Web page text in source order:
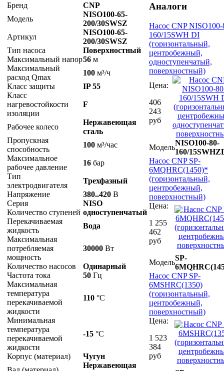
Бренд
CNP
Модель
NISO100-65-
200/30SWSZ
Артикул
NISO100-65-
200/30SWSZ
Тип насоса
Поверхностный
Максимальный напор56 м
Максимальный
расход Qmax
100 м³/ч
Класс защиты
IP 55
Класс
нагревостойкости
изоляции
F
Рабочее колесо
Нержавеющая
сталь
Пропускная
способность
100 м³/час
Максимальное
рабочее давление
16 бар
Тип
электродвигателя
Трехфазный
Напряжение
380..420 В
Серия
NISO
Количество ступеней одноступенчатый
Перекачиваемая
жидкость
Вода
Максимальная
потребляемая
мощность
30000 Вт
Количество насосов
Одинарный
Частота тока
50 Гц
Максимальная
температура
перекачиваемой
жидкости
110 °С
Минимальная
температура
перекачиваемой
жидкости
-15 °С
Корпус (материал)
Чугун
Нержавеющая
Аналоги
Насос CNP NISO100-
160/15SWH DI
(горизонтальный,
центробежный,
одноступенчатый,
поверхностный)
Цена:
406
243
руб
Модель
NISO100-80-
160/
Насос CNP SP-
6MQHRC(1450)*
(горизонтальный,
центробежный,
поверхностный)
Цена:
1 255
462
руб
Модель
SP-
Насос CNP SP-
6MSHRC(1350)
(горизонтальный,
центробежный,
поверхностный)
Цена:
1 523
384
руб